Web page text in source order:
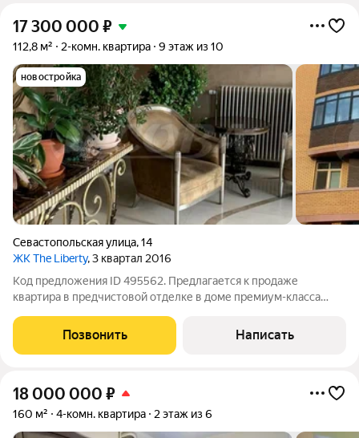
17 300 000 ₽
112,8 м² 2-комн. квартира 9 этаж из 10
новостройка
Севастопольская улица,14
ЖК The Liberty, 3 квартал 2016
Код предложения ID 495562. Предлагается к продаже
квартира в предчистовой отделке в доме премиум-класса
Деревянные окна из натурального дуба (толщиной 92 мм) с
двухкамерным стеклопакетом и тройным
Позвонить Написать
18 000 000 ₽
160 м² 4-комн. квартира 2 этаж из 6